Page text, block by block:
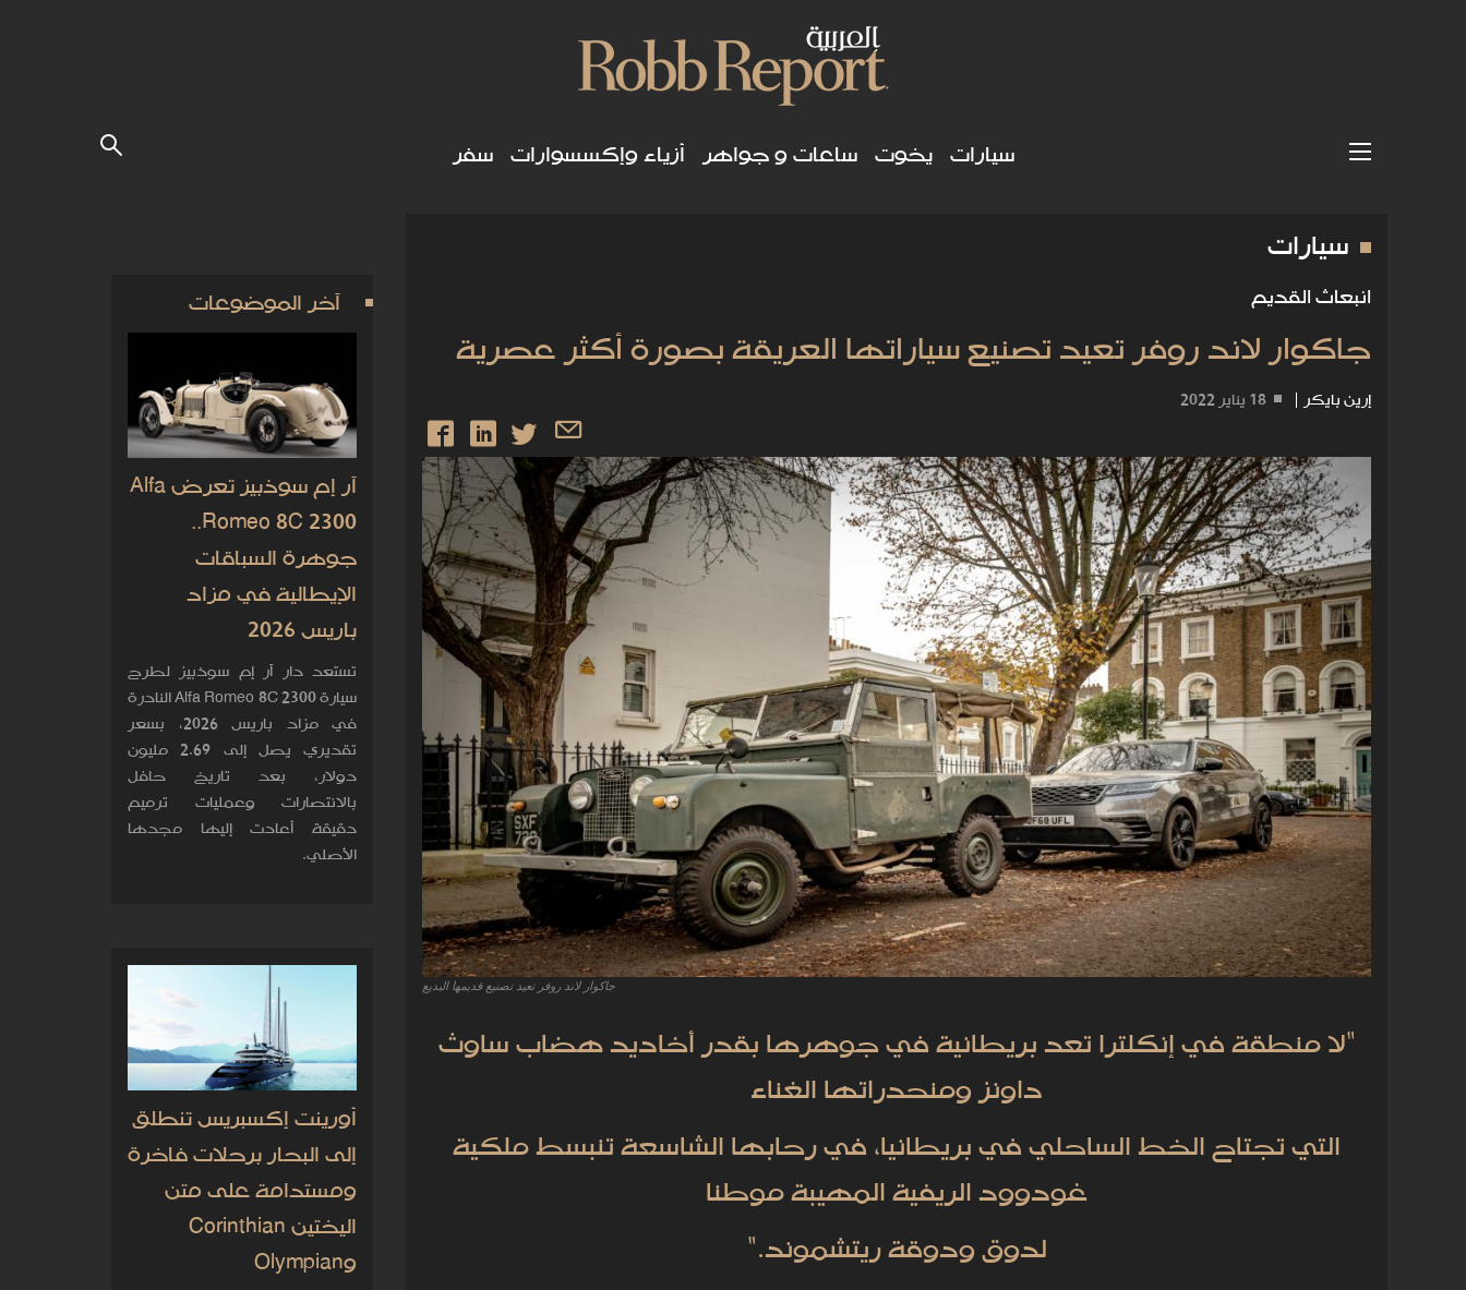
سيارات يخوت ساعات و جواهر أزياء وإكسسوارات سفر
سيارات
انبعاث القديم
جاكوار لاند روفر تعيد تصنيع سياراتها العريقة بصورة أكثر عصرية
إرين بايكر| 18 يناير 2022
جاكوار لاند روفر تعيد تصنيع قديمها البديع
"لا منطقة في إنكلترا تعد بريطانية في جوهرها بقدر أخاديد هضاب ساوث
داونز ومنحدراتها الغناء
التي تجتاح الخط الساحلي في بريطانيا، في رحابها الشاسعة تنبسط ملكية
غودوود الريفية المهيبة موطنا
لدوق ودوقة ريتشموند."
آخر الموضوعات
آر إم سوذبيز تعرض Alfa
Romeo 8C 2300..
جوهرة السباقات
الإيطالية في مزاد
باريس 2026
تستعد دار آر إم سوذبيز لطرح
سيارة Alfa Romeo 8C 2300 النادرة
في مزاد باريس 2026، بسعر
تقديري يصل إلى 2.69 مليون
دولار، بعد تاريخ حافل
بالانتصارات وعمليات ترميم
دقيقة أعادت إليها مجدها
الأصلي.
أورينت إكسبريس تنطلق
إلى البحار برحلات فاخرة
ومستدامة على متن
اليختين Corinthian
وOlympian